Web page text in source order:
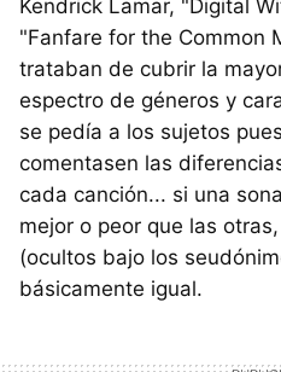
Kendrick Lamar, "Digital
"Fanfare for the Common
trataban de cubrir la
espectro de géneros y
se pedía a los sujetos
comentasen las
cada canción... si una
mejor o peor que las
(ocultos bajo los
básicamente igual.